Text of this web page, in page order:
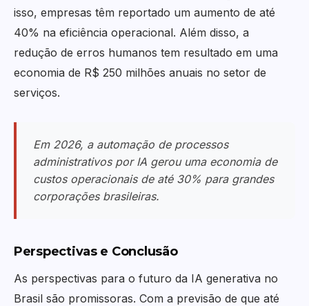
isso, empresas têm reportado um aumento de até
40% na eficiência operacional. Além disso, a
redução de erros humanos tem resultado em uma
economia de R$ 250 milhões anuais no setor de
serviços.
Em 2026, a automação de processos
administrativos por IA gerou uma economia de
custos operacionais de até 30% para grandes
corporações brasileiras.
Perspectivas e Conclusão
As perspectivas para o futuro da IA generativa no
Brasil são promissoras. Com a previsão de que até